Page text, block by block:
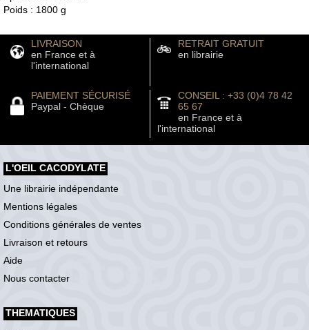
Poids : 1800 g
LIVRAISON
en France et à
l'international
RETRAIT GRATUIT
en librairie
PAIEMENT SÉCURISÉ
Paypal - Chèque
CONSEIL : +33 (0)4 78 42
65 67
en France et à
l'international
L'OEIL CACODYLATE
Une librairie indépendante
Mentions légales
Conditions générales de ventes
Livraison et retours
Aide
Nous contacter
THEMATIQUES